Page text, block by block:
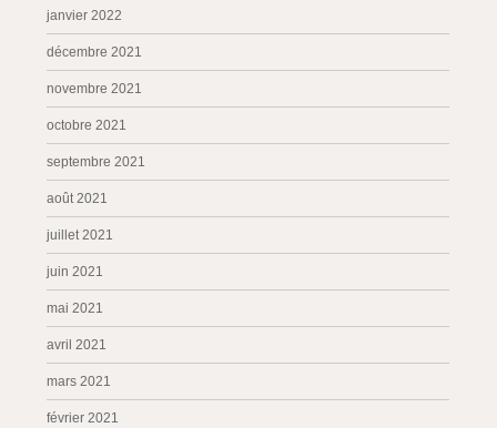
janvier 2022
décembre 2021
novembre 2021
octobre 2021
septembre 2021
août 2021
juillet 2021
juin 2021
mai 2021
avril 2021
mars 2021
février 2021